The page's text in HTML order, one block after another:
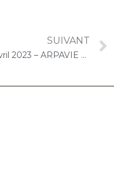
SUIVANT
17 avril 2023 – ARPAVIE Lamartine (Paris) : Concert « Choco-Cello Solo »